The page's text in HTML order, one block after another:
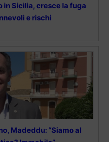
in Sicilia, cresce la fuga
e rischi
Madeddu: “Siamo al